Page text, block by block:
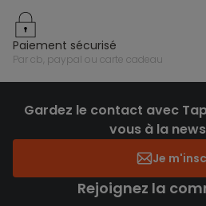
paiement sécurisé
par cb, paypal ou carte cadeau
Gardez le contact avec
vous à la
Je
Rejoignez la